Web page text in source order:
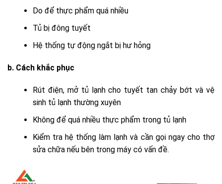
Do để thực phẩm quá nhiều
Tủ bị đông tuyết
Hệ thống tự động ngắt bị hư hỏng
b. Cách khắc phục
Rút điện, mở tủ lạnh cho tuyết tan chảy bớt và vệ
sinh tủ lạnh thường xuyên
Không để quá nhiều thực phẩm trong tủ lạnh
Kiểm tra hệ thống làm lạnh và cần gọi ngay cho thợ
sửa chữa nếu bên trong máy có vấn đề.